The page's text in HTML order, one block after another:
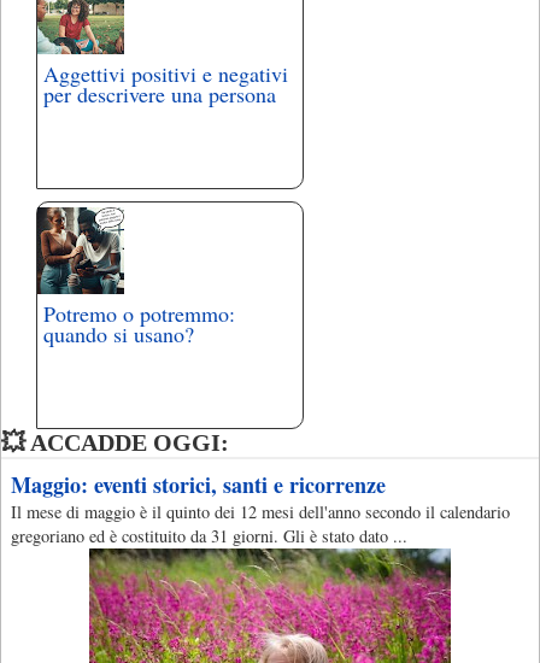
Aggettivi positivi e negativi
per descrivere una persona
Potremo o potremmo:
quando si usano?
💥 ACCADDE OGGI:
Maggio: eventi storici, santi e ricorrenze
Il mese di maggio è il quinto dei 12 mesi dell'anno secondo il calendario
gregoriano ed è costituito da 31 giorni. Gli è stato dato ...